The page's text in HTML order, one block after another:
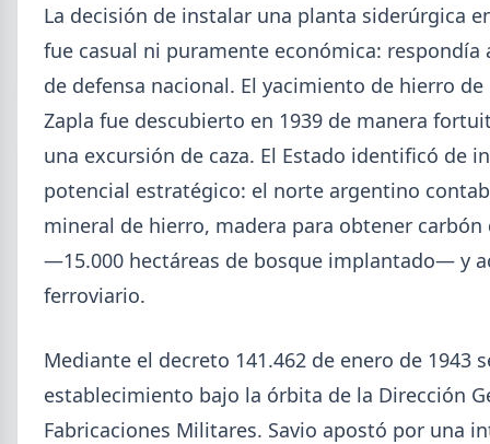
paritaria. Agosto se liquida con los valores de abril:
IMGR $1.036.390.
GENERAL 2026-08-04
La decisión de instalar una planta siderúrgica
fue casual ni puramente económica: respondía
de defensa nacional. El yacimiento de hierro de
Zapla fue descubierto en 1939 de manera
una excursión de caza. El Estado identificó de
potencial estratégico: el norte argentino
mineral de hierro, madera para obtener
—15.000 hectáreas de bosque implantado— y
ferroviario.
Mediante el decreto 141.462 de enero de 1943
establecimiento bajo la órbita de la Dirección
Fabricaciones Militares. Savio apostó por una